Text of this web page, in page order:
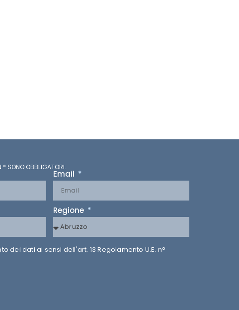
SONO OBBLIGATORI.
Email
Regione
dei dati ai sensi dell'art. 13 Regolamento U.E. n°